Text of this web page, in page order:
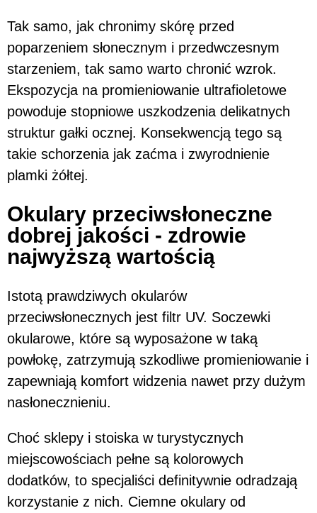
Tak samo, jak chronimy skórę przed
poparzeniem słonecznym i przedwczesnym
starzeniem, tak samo warto chronić wzrok.
Ekspozycja na promieniowanie ultrafioletowe
powoduje stopniowe uszkodzenia delikatnych
struktur gałki ocznej. Konsekwencją tego są
takie schorzenia jak zaćma i zwyrodnienie
plamki żółtej.
Okulary przeciwsłoneczne
dobrej jakości - zdrowie
najwyższą wartością
Istotą prawdziwych okularów
przeciwsłonecznych jest filtr UV. Soczewki
okularowe, które są wyposażone w taką
powłokę, zatrzymują szkodliwe promieniowanie i
zapewniają komfort widzenia nawet przy dużym
nasłonecznieniu.
Choć sklepy i stoiska w turystycznych
miejscowościach pełne są kolorowych
dodatków, to specjaliści definitywnie odradzają
korzystanie z nich. Ciemne okulary od